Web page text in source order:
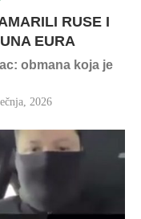
RUSE I
EURA
obmana koja je
2026